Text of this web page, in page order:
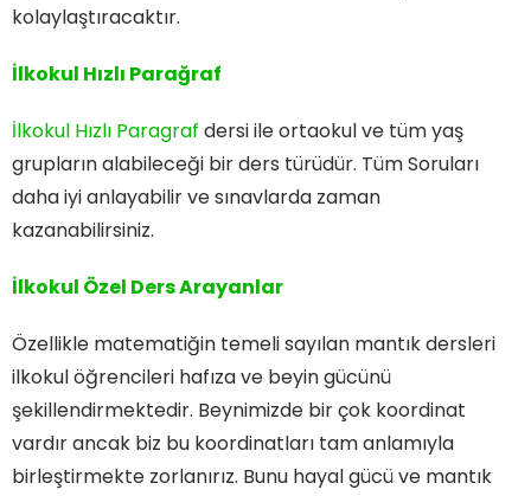
kolaylaştıracaktır.
İlkokul Hızlı Parağraf
İlkokul Hızlı Paragraf dersi ile ortaokul ve tüm yaş
grupların alabileceği bir ders türüdür. Tüm Soruları
daha iyi anlayabilir ve sınavlarda zaman
kazanabilirsiniz.
İlkokul Özel Ders Arayanlar
Özellikle matematiğin temeli sayılan mantık dersleri
ilkokul öğrencileri hafıza ve beyin gücünü
şekillendirmektedir. Beynimizde bir çok koordinat
vardır ancak biz bu koordinatları tam anlamıyla
birleştirmekte zorlanırız. Bunu hayal gücü ve mantık